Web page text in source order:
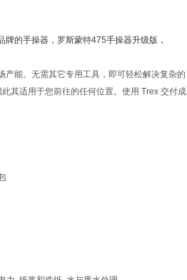
的手操器，罗斯蒙特475手操器升级版，
能。无需其它专用工具，即可轻松解决复杂的
其适用于您前往的任何位置。使用 Trex 交付成